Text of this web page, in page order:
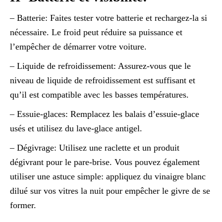
– Batterie: Faites tester votre batterie et rechargez-la si
nécessaire. Le froid peut réduire sa puissance et
l’empêcher de démarrer votre voiture.
– Liquide de refroidissement: Assurez-vous que le
niveau de liquide de refroidissement est suffisant et
qu’il est compatible avec les basses températures.
– Essuie-glaces: Remplacez les balais d’essuie-glace
usés et utilisez du lave-glace antigel.
– Dégivrage: Utilisez une raclette et un produit
dégivrant pour le pare-brise. Vous pouvez également
utiliser une astuce simple: appliquez du vinaigre blanc
dilué sur vos vitres la nuit pour empêcher le givre de se
former.